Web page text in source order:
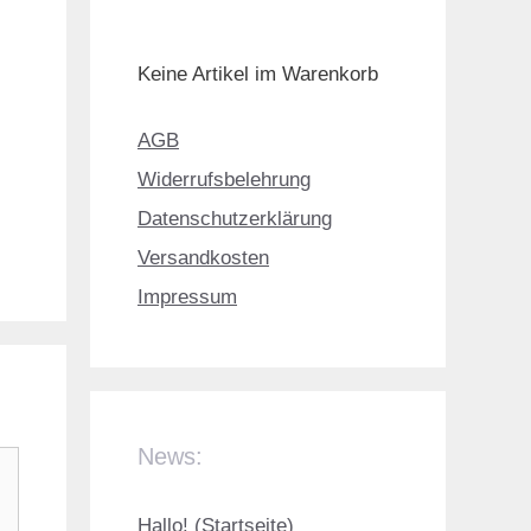
Keine Artikel im Warenkorb
AGB
Widerrufsbelehrung
Datenschutzerklärung
Versandkosten
Impressum
News:
Hallo! (Startseite)